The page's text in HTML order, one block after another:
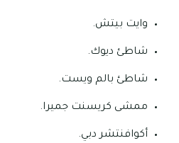
وايت بيتش.
شاطئ ديوك.
شاطئ بالم ويست.
ممشى كريسنت جميرا.
أكوافنتشر دبي.